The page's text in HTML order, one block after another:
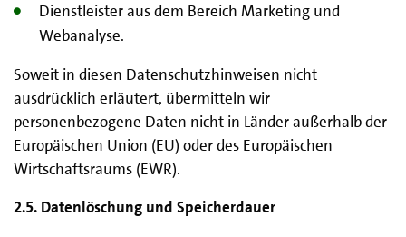
Dienstleister aus dem Bereich Marketing und
Webanalyse.
Soweit in diesen Datenschutzhinweisen nicht
ausdrücklich erläutert, übermitteln wir
personenbezogene Daten nicht in Länder außerhalb der
Europäischen Union (EU) oder des Europäischen
Wirtschaftsraums (EWR).
2.5. Datenlöschung und Speicherdauer